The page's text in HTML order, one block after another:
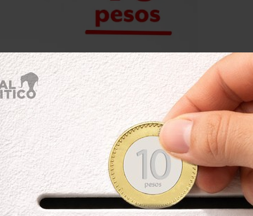
cuatro de los pistoleros, dijo.
fuga”, comentó Morán.